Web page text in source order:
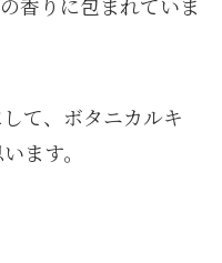
香りに包まれていま
て、ボタニカルキ
ます。